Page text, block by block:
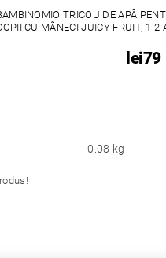
TRICOU DE APĂ
CU MÂNECI JUICY FRUIT, 1-2
lei79
0.08 kg